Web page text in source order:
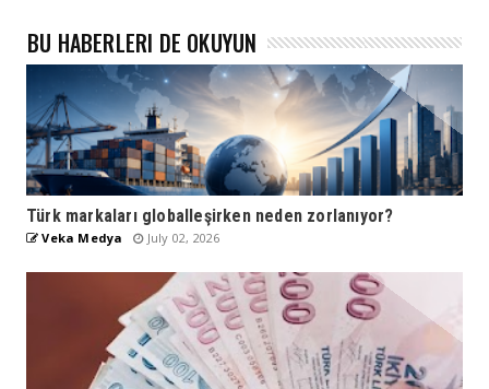
BU HABERLERI DE OKUYUN
Türk markaları globalleşirken neden zorlanıyor?
Veka Medya July 02, 2026